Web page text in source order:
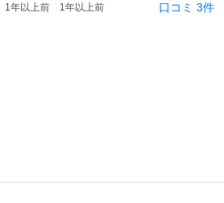
1年以上前 1年以上前 口コミ 3件